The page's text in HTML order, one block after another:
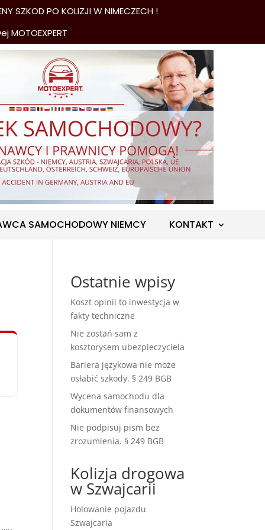
PO KOLIZJI W NIMECZECH !
SAMOCHODOWY NIEMCY KONTAKT
Ostatnie wpisy
Koszt opinii to inwestycja w
fakty techniczne
Nie zostań sam z
kosztorysem ubezpieczyciela
Bariera językowa nie może
osłabić szkody. § 249 BGB
Wycena samochodu dla
dokumentów finansowych
Nie podpisuj pism bez
zrozumienia. § 249 BGB
Kolizja drogowa
w Szwajcarii
Holowanie pojazdu
Szwajcaria